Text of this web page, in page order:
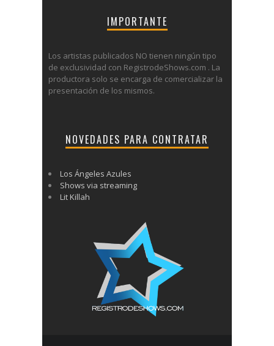
IMPORTANTE
Los artistas publicados NO tienen ningún tipo
de exclusividad con RegistrodeShows.com . La
productora solo se encarga de comercializar la
presentación de los mismos.
NOVEDADES PARA CONTRATAR
Los Ángeles Azules
Shows via streaming
Lit Killah